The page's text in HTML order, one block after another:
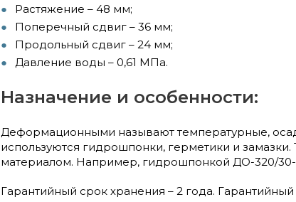
Растяжение – 48 мм;
Поперечный сдвиг – 36 мм;
Продольный сдвиг – 24 мм;
Давление воды – 0,61 МПа.
Назначение и особенности:
Деформационными называют температурные,
используются гидрошпонки, герметики и
материалом. Например, гидрошпонкой ДО-320/
Гарантийный срок хранения – 2 года.